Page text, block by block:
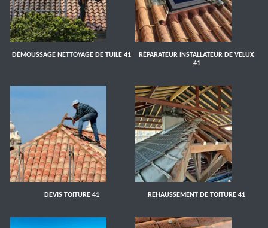
DÉMOUSSAGE NETTOYAGE DE TUILE 41
RÉPARATEUR INSTALLATEUR DE VELUX
41
DEVIS TOITURE 41 REHAUSSEMENT DE TOITURE 41